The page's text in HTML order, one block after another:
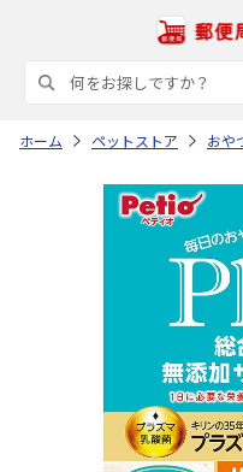
ホーム ペットストア おや